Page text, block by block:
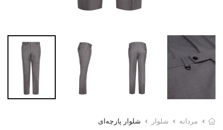
مردانه شلوار شلوار پارچه‌ای